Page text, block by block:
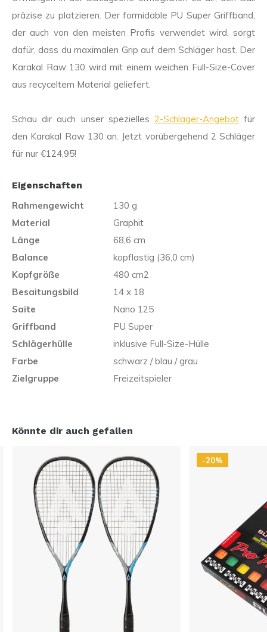
präzise zu platzieren. Der formidable PU Super Griffband,
der auch von den meisten Profis verwendet wird, sorgt
dafür, dass du maximalen Grip auf dem Schläger hast. Der
Karakal Raw 130 wird mit einem weichen Full-Size-Cover
aus recyceltem Material geliefert.
Schau dir auch unser spezielles 2-Schläger-Angebotfür
den Karakal Raw 130 an. Jetzt vorübergehend 2 Schläger
für nur €124,95!
Eigenschaften
Rahmengewicht
130 g
Material
Graphit
Länge
68,6 cm
Balance
kopflastig (36,0 cm)
Kopfgröße
480 cm2
Besaitungsbild
14 x 18
Saite
Nano 125
Griffband
PU Super
Schlägerhülle
inklusive Full-Size-Hülle
Farbe
schwarz / blau / grau
Zielgruppe
Freizeitspieler
Könnte dir auch gefallen
-20%